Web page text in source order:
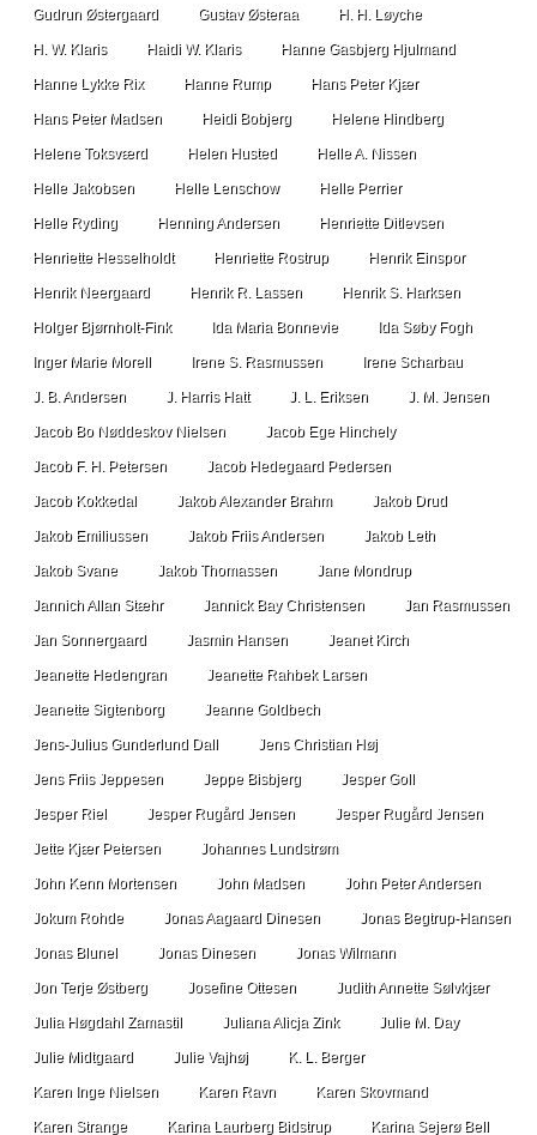
Gudrun Østergaard Gustav Østeraa H. H. Løyche
H. W. Klaris Haidi W. Klaris Hanne Gasbjerg Hjulmand
Hanne Lykke Rix Hanne Rump Hans Peter Kjær
Hans Peter Madsen Heidi Bobjerg Helene Hindberg
Helene Toksværd Helen Husted Helle A. Nissen
Helle Jakobsen Helle Lenschow Helle Perrier
Helle Ryding Henning Andersen Henriette Ditlevsen
Henriette Hesselholdt Henriette Rostrup Henrik Einspor
Henrik Neergaard Henrik R. Lassen Henrik S. Harksen
Holger Bjørnholt-Fink Ida Maria Bonnevie Ida Søby Fogh
Inger Marie Morell Irene S. Rasmussen Irene Scharbau
J. B. Andersen J. Harris Hatt J. L. Eriksen J. M. Jensen
Jacob Bo Nøddeskov Nielsen Jacob Ege Hinchely
Jacob F. H. Petersen Jacob Hedegaard Pedersen
Jacob Kokkedal Jakob Alexander Brahm Jakob Drud
Jakob Emiliussen Jakob Friis Andersen Jakob Leth
Jakob Svane Jakob Thomassen Jane Mondrup
Jannich Allan Stæhr Jannick Bay Christensen Jan Rasmussen
Jan Sonnergaard Jasmin Hansen Jeanet Kirch
Jeanette Hedengran Jeanette Rahbek Larsen
Jeanette Sigtenborg Jeanne Goldbech
Jens-Julius Gunderlund Dall Jens Christian Høj
Jens Friis Jeppesen Jeppe Bisbjerg Jesper Goll
Jesper Riel Jesper Rugård Jensen Jesper Rugård Jensen
Jette Kjær Petersen Johannes Lundstrøm
John Kenn Mortensen John Madsen John Peter Andersen
Jokum Rohde Jonas Aagaard Dinesen Jonas Begtrup-Hansen
Jonas Blunel Jonas Dinesen Jonas Wilmann
Jon Terje Østberg Josefine Ottesen Judith Annette Sølvkjær
Julia Høgdahl Zamastil Juliana Alicja Zink Julie M. Day
Julie Midtgaard Julie Vajhøj K. L. Berger
Karen Inge Nielsen Karen Ravn Karen Skovmand
Karen Strange Karina Laurberg Bidstrup Karina Sejerø Bell